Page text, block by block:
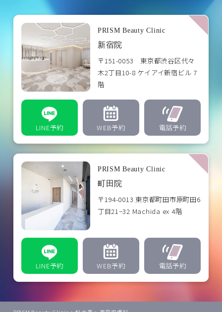
PRISM Beauty Clinic
新宿院
〒151-0053 東京都渋谷区代々
木2丁目10-8 ケイアイ新宿ビル 7
階
LINE予約 WEB予約 電話予約
PRISM Beauty Clinic
町田院
〒194-0013 東京都町田市原町田6
丁目21−32 Machida ex 4階
LINE予約 WEB予約 電話予約